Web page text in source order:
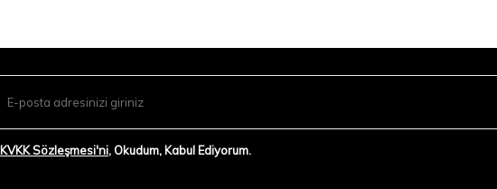
KVKK Sözleşmesi'ni, Okudum, Kabul Ediyorum.